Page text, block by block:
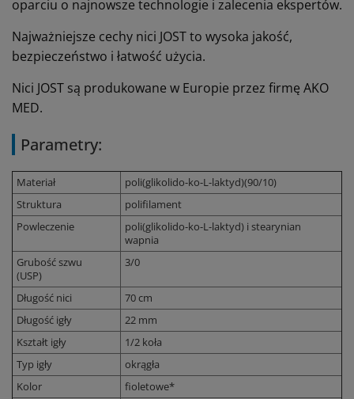
oparciu o najnowsze technologie i zalecenia ekspertów.
Najważniejsze cechy nici JOST to wysoka jakość,
bezpieczeństwo i łatwość użycia.
Nici JOST są produkowane w Europie przez firmę AKO
MED.
Parametry:
Materiał
poli(glikolido-ko-L-laktyd)(90/10)
Struktura
polifilament
Powleczenie
poli(glikolido-ko-L-laktyd) i stearynian
wapnia
Grubość szwu
(USP)
3/0
Długość nici
70 cm
Długość igły
22 mm
Kształt igły
1/2 koła
Typ igły
okrągła
Kolor
fioletowe*